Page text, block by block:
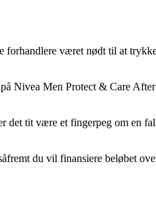
været nødt til at
Nivea Men Protect & Care
det tit være et fingerpeg om en
du vil finansiere beløbet